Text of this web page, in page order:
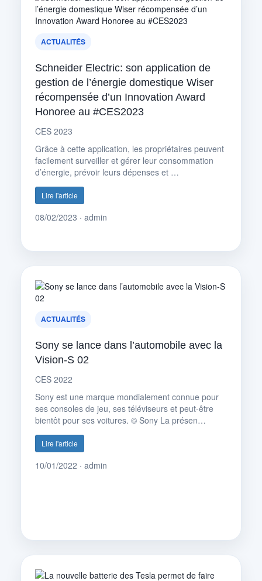
ACTUALITÉS
Schneider Electric: son application de
gestion de l’énergie domestique Wiser
récompensée d’un Innovation Award
Honoree au #CES2023
CES 2023
Grâce à cette application, les propriétaires peuvent
facilement surveiller et gérer leur consommation
d’énergie, prévoir leurs dépenses et …
Lire l'article
08/02/2023 · admin
ACTUALITÉS
Sony se lance dans l’automobile avec la
Vision-S 02
CES 2022
Sony est une marque mondialement connue pour
ses consoles de jeu, ses téléviseurs et peut-être
bientôt pour ses voitures. © Sony La présen…
Lire l'article
10/01/2022 · admin